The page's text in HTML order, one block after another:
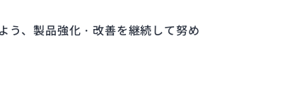
う、製品強化・改善を継続して努め